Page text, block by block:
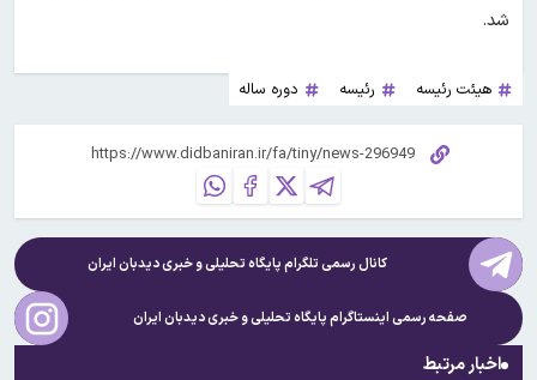
شد.
هیئت رئیسه رئیسه دوره ساله
کانال رسمی تلگرام پایگاه تحلیلی و خبریدیدبان ایران
صفحه رسمی اینستاگرام پایگاه تحلیلی و خبریدیدبان ایران
اخبار مرتبط